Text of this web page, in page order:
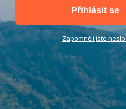
Přihlásit se
Zapomněli jste